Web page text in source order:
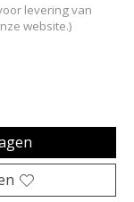
levering van
website.)